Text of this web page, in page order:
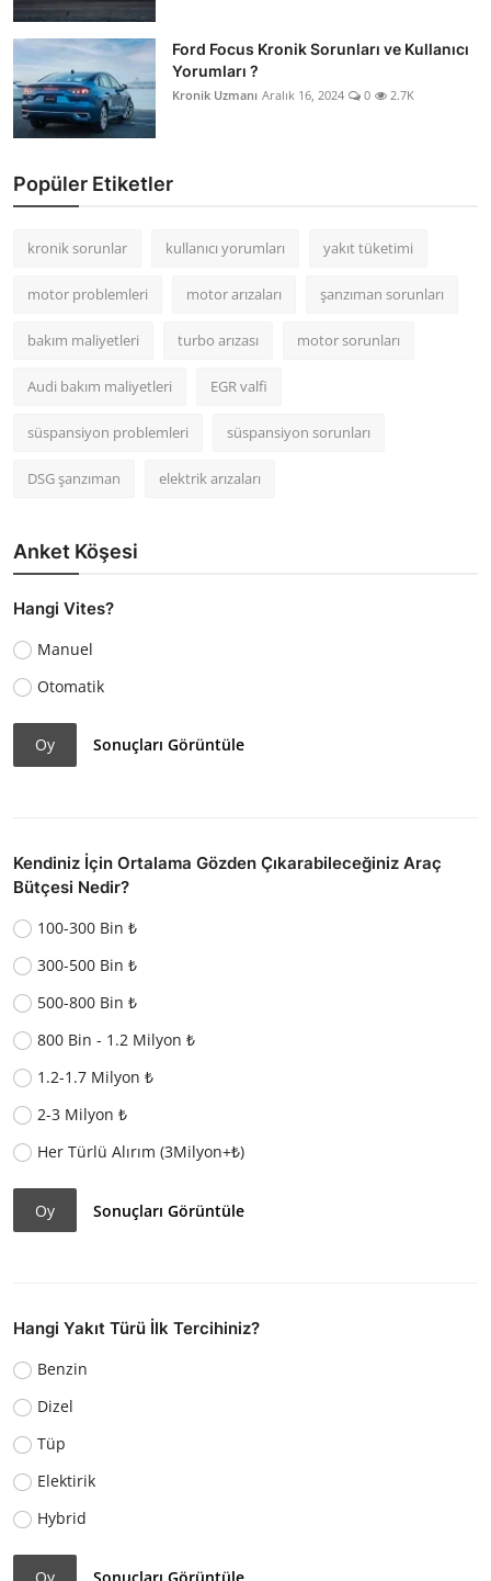
Ford Focus Kronik Sorunları ve Kullanıcı
Yorumları ?
Kronik Uzmanı Aralık 16, 2024 0 2.7K
Popüler Etiketler
kronik sorunlar kullanıcı yorumları yakıt tüketimi
motor problemleri motor arızaları şanzıman sorunları
bakım maliyetleri turbo arızası motor sorunları
Audi bakım maliyetleri EGR valfi
süspansiyon problemleri süspansiyon sorunları
DSG şanzıman elektrik arızaları
Anket Köşesi
Hangi Vites?
Manuel
Otomatik
Oy Sonuçları Görüntüle
Kendiniz İçin Ortalama Gözden Çıkarabileceğiniz Araç
Bütçesi Nedir?
100-300 Bin ₺
300-500 Bin ₺
500-800 Bin ₺
800 Bin - 1.2 Milyon ₺
1.2-1.7 Milyon ₺
2-3 Milyon ₺
Her Türlü Alırım (3Milyon+₺)
Oy Sonuçları Görüntüle
Hangi Yakıt Türü İlk Tercihiniz?
Benzin
Dizel
Tüp
Elektirik
Hybrid